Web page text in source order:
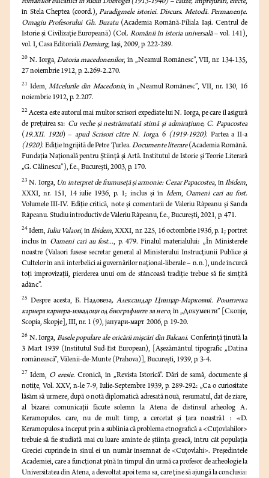
românilor balcanici în sudul Dobrogei (1913-1940) – cauze, împrejurări, efecte,
în Stela Cheptea (coord.), Paradigmele istoriei. Discurs. Metodă. Permanenţe.
Omagiu Profesorului Gh. Buzatu(Academia Română-Filiala Iaşi. Centrul de
Istorie şi Civilizaţie Europeană) (Col.Românii în istoria universală –vol. 141),
vol. I, Casa EditorialăDemiurg, Iaşi, 2009, p. 222-289.
20 N. Iorga,Datoria macedonenilor, în „Neamul Românesc”, VII, nr. 134-135,
27 noiembrie 1912, p. 2.269-2.270.
21 Idem,Măcelurile din Macedonia, în „Neamul Românesc”, VII, nr. 130, 16
noiembrie 1912, p. 2.207.
22Acesta este autorul mai multor scrisori expediate lui N. Iorga, pe care îl asigură
de preţuirea sa: Cu veche şi nestrămutată stimă şi admiraţiune, C. Papacostea
(19.XII. 1920) – apud Scrisori către N. Iorga. 6 (1919-1920). Partea a II-a
(1920). Ediţie îngrijită de Petre Ţurlea. Documente literare(Academia Română.
Fundaţia Naţională pentru Ştiinţă şi Artă. Institutul de Istorie şi Teorie Literară
„G. Călinescu”), f.e., Bucureşti, 2003, p. 170.
23 N. Iorga, Un interpret de frumuseţă şi armonie: Cezar Papacostea, înIbidem,
XXXI, nr. 151, 14 iulie 1936, p. 1; inclus şi în Idem, Oameni cari au fost.
Volumele III-IV. Ediţie critică, note şi comentarii de Valeriu Râpeanu şi Sanda
Râpeanu. Studiu introductiv de Valeriu Râpeanu, f.e., Bucureşti, 2021, p. 471.
24 Idem,Iuliu Valaori, înIbidem, XXXI, nr. 225, 16 octombrie 1936, p. 1; portret
inclus în Oameni cari au fost..., p. 479. Finalul materialului: „În Ministerele
noastre (Valaori fusese secretar general al Ministerului Instrucţiunii Publice şi
Cultelor în anii interbelici ai guvernărilor naţional-liberale – n.n.), unde încurcă
toţi improvizaţii, pierderea unui om de stâncoasă tradiţie trebue să fie simţită
adânc”.
25 Despre acesta, Б. Надовеза, Александар Цинцаp-Марковиќ. Pолитичка
кариера кариера-иэвадоци од биографиите эа негo, în „Документи” [Скопје,
Scopia, Skopje], III, nr. 1 (9), јaнуари-март 2006, p. 19-20.
26 N. Iorga, Basele populare ale oricării mişcări din Balcani. Conferinţă ţinută la
3 Mart 1939 (Institutul Sud-Est European), [Aşezământul tipografic „Datina
romănească”, Vălenii-de-Munte (Prahova)], Bucureşti, 1939, p. 3-4.
27 Idem, O eresie. Cronică, în „Revista Istorică”. Dări de samă, documente şi
notiţe, Vol. XXV, n-le 7-9, Iulie-Septembre 1939, p. 289-292: „Ca o curiositate
lăsăm să urmeze, după o notă diplomatică adresată nouă, resumatul, dat de ziare,
al bizarei comunicaţii făcute solemn la Atena de distinsul arheolog A.
Keramopulos. care, nu de mult timp, a cercetat şi ţara noastră1 : «D.
Keramopulos a început prin a sublinia că problema etnografică a <Cuţovlahilor>
trebuie să fie studiată mai cu luare aminte de ştiinţa greacă, întru cât populaţia
Greciei cuprinde în sînul ei un număr însemnat de <Cuţovlahi>. Preşedintele
Academiei, care a funcţionat pînă în timpul din urmă ca profesor de arheologie la
Universitatea din Atena, a desvoltat apoi tema sa, care ţine să ajungă la conclusia: